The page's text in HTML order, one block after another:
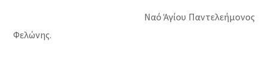
Ναό Ἁγίου Παντελεήμονος
Φελώνης.